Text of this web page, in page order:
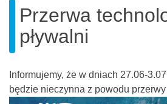
Przerwa
pływalni
Informujemy, że w dniach 27.06-
będzie nieczynna z powodu